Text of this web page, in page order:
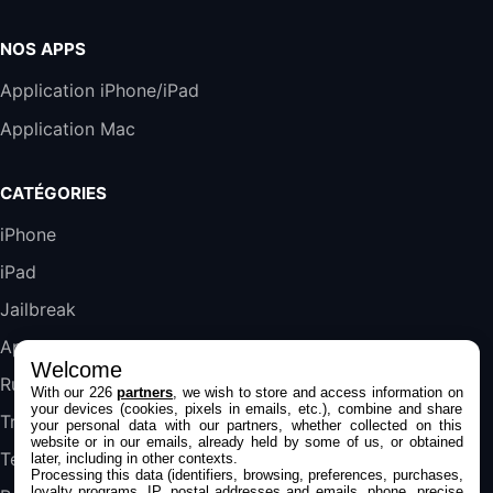
Galaxy S25 FE 6,7\" 5G Nano SIM 128 Go
Blanc
NOS APPS
Application iPhone/iPad
Application Mac
CATÉGORIES
iPhone
iPad
Jailbreak
Applications
Rumeurs
Trucs & astuces
Tests
Welcome
With our 226partners , we wish to store and access information on
your devices (cookies, pixels in emails, etc.), combine and share
your personal data with our partners, whether collected on this
website or in our emails, already held by some of us, or obtained
later, including in other contexts.
Processing this data (identifiers, browsing, preferences, purchases,